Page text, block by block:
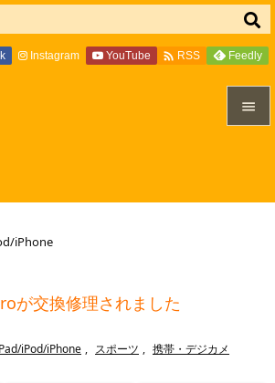

Instagram YouTube  RSS Feedly
iPhone
が交換修理されました
iPod/iPhone , スポーツ , 携帯・デジカメ